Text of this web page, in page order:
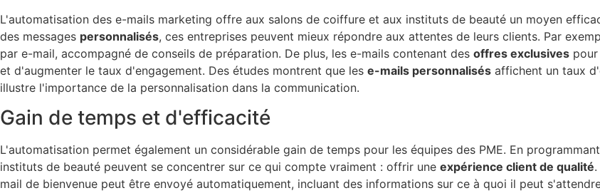
L'automatisation des e-mails marketing offre aux salons de coiffure et aux instituts de beauté un moyen
des messages personnalisés, ces entreprises peuvent mieux répondre aux attentes de leurs clients. Par
par e-mail, accompagné de conseils de préparation. De plus, les e-mails contenant des offres exclusives
et d'augmenter le taux d'engagement. Des études montrent que les e-mails personnalisés affichent un taux
illustre l'importance de la personnalisation dans la communication.
Gain de temps et d'efficacité
L'automatisation permet également un considérable gain de temps pour les équipes des PME. En
instituts de beauté peuvent se concentrer sur ce qui compte vraiment : offrir une expérience client de qualité
mail de bienvenue peut être envoyé automatiquement, incluant des informations sur ce à quoi il peut